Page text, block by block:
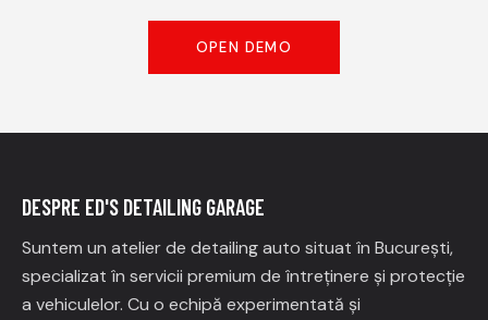
OPEN DEMO
DESPRE ED'S DETAILING GARAGE
Suntem un atelier de detailing auto situat în București,
specializat în servicii premium de întreținere și protecție
a vehiculelor. Cu o echipă experimentată și